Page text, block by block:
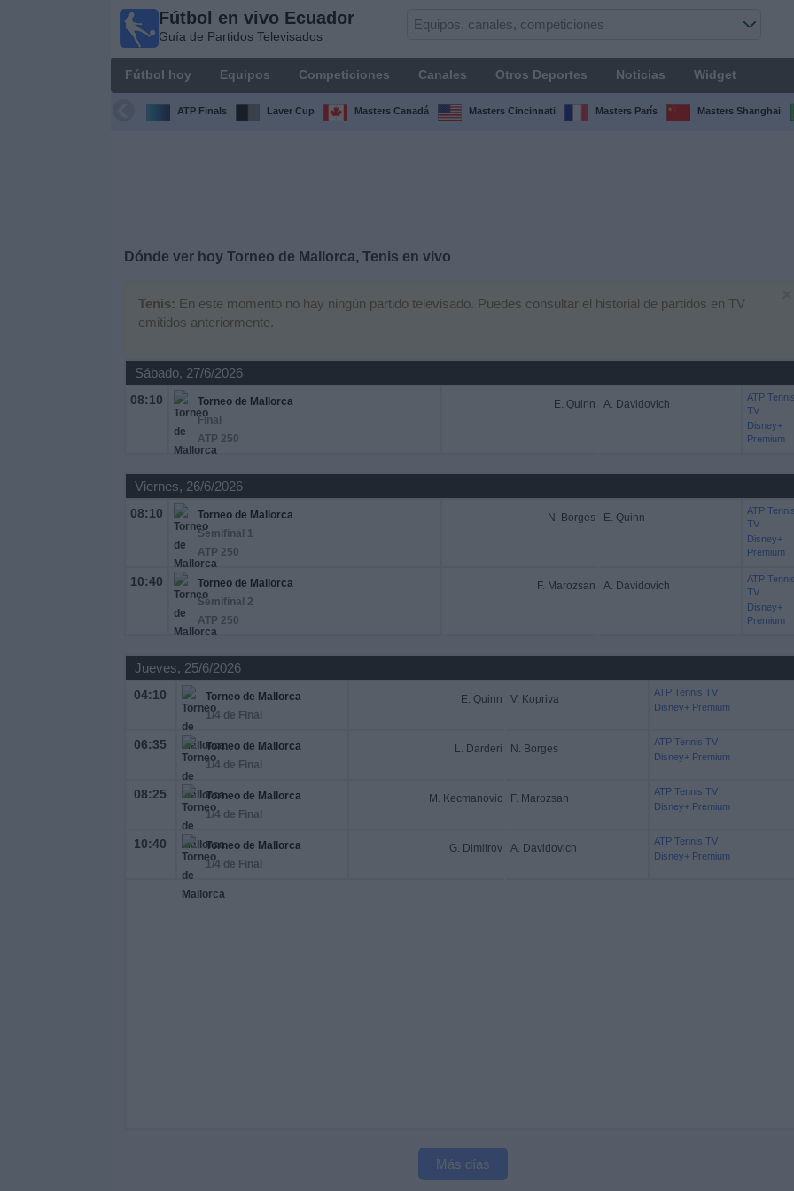
Fútbol en vivo Ecuador
Guía de Partidos Televisados
Fútbol hoy Equipos Competiciones Canales Otros Deportes Noticias Widget
ATP Finals Laver Cup Masters Canadá Masters Cincinnati Masters París Masters Shanghai
Dónde ver hoy Torneo de Mallorca, Tenis en vivo
Tenis: En este momento no hay ningún partido televisado. Puedes consultar el historial de partidos en TV
emitidos anteriormente.
Sábado, 27/6/2026
08:10
Torneo de Mallorca
Final
ATP 250
E. Quinn A. Davidovich
ATP Tennis
TV
Disney+
Premium
Viernes, 26/6/2026
08:10
Torneo de Mallorca
Semifinal 1
ATP 250
N. Borges E. Quinn
ATP Tennis
TV
Disney+
Premium
10:40
Torneo de Mallorca
Semifinal 2
ATP 250
F. Marozsan A. Davidovich
ATP Tennis
TV
Disney+
Premium
Jueves, 25/6/2026
04:10
Torneo de Mallorca
1/4 de Final
E. Quinn V. Kopriva
ATP Tennis TV
Disney+ Premium
06:35
Torneo de Mallorca
1/4 de Final
L. Darderi N. Borges
ATP Tennis TV
Disney+ Premium
08:25
Torneo de Mallorca
1/4 de Final
M. Kecmanovic F. Marozsan
ATP Tennis TV
Disney+ Premium
10:40
Torneo de Mallorca
1/4 de Final
G. Dimitrov A. Davidovich
ATP Tennis TV
Disney+ Premium
Más días
Ecuador